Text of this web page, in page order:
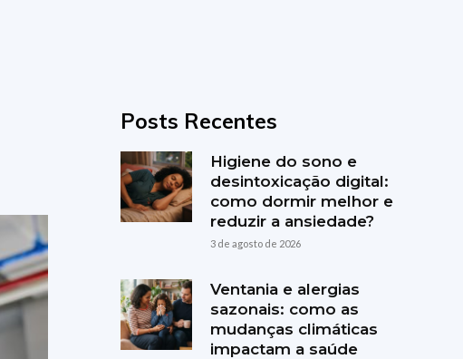
Posts Recentes
Higiene do sono e
desintoxicação digital:
como dormir melhor e
reduzir a ansiedade?
3 de agosto de 2026
Ventania e alergias
sazonais: como as
mudanças climáticas
impactam a saúde